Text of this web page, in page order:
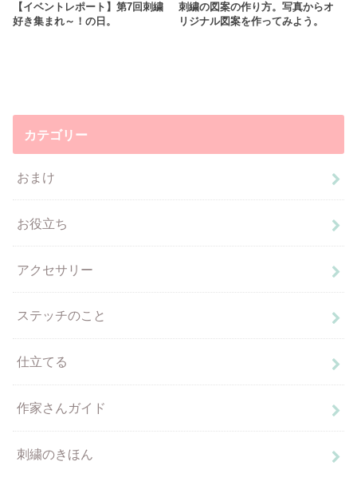
【イベントレポート】第7回刺繍
好き集まれ～！の日。
刺繍の図案の作り方。写真からオ
リジナル図案を作ってみよう。
カテゴリー
おまけ
お役立ち
アクセサリー
ステッチのこと
仕立てる
作家さんガイド
刺繍のきほん